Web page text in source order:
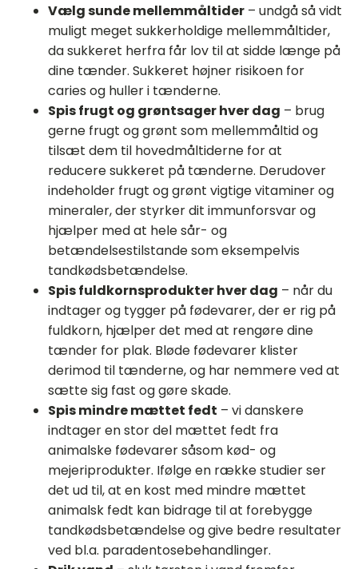
Vælg sunde mellemmåltider – undgå så vidt
muligt meget sukkerholdige mellemmåltider,
da sukkeret herfra får lov til at sidde længe på
dine tænder. Sukkeret højner risikoen for
caries og huller i tænderne.
Spis frugt og grøntsager hver dag – brug
gerne frugt og grønt som mellemmåltid og
tilsæt dem til hovedmåltiderne for at
reducere sukkeret på tænderne. Derudover
indeholder frugt og grønt vigtige vitaminer og
mineraler, der styrker dit immunforsvar og
hjælper med at hele sår- og
betændelsestilstande som eksempelvis
tandkødsbetændelse.
Spis fuldkornsprodukter hver dag – når du
indtager og tygger på fødevarer, der er rig på
fuldkorn, hjælper det med at rengøre dine
tænder for plak. Bløde fødevarer klister
derimod til tænderne, og har nemmere ved at
sætte sig fast og gøre skade.
Spis mindre mættet fedt – vi danskere
indtager en stor del mættet fedt fra
animalske fødevarer såsom kød- og
mejeriprodukter. Ifølge en række studier ser
det ud til, at en kost med mindre mættet
animalsk fedt kan bidrage til at forebygge
tandkødsbetændelse og give bedre resultater
ved bl.a. paradentosebehandlinger.